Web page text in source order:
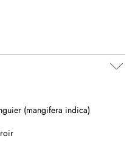
(mangifera indica)